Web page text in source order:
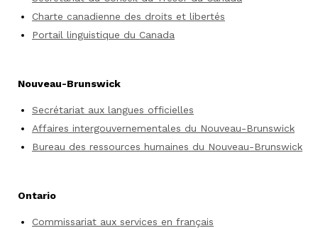
Charte canadienne des droits et libertés
Portail linguistique du Canada
Nouveau-Brunswick
Secrétariat aux langues officielles
Affaires intergouvernementales du Nouveau-Brunswick
Bureau des ressources humaines du Nouveau-Brunswick
Ontario
Commissariat aux services en français